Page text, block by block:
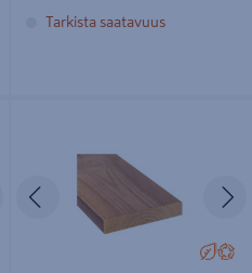
Tarkista saatavuus
Seuraava